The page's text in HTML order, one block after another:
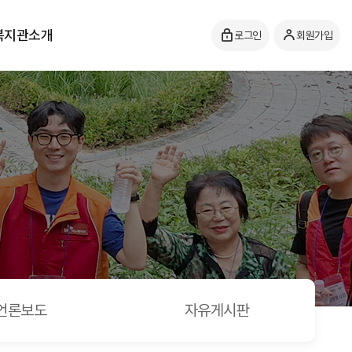
지관소개 로그인 회원가입
론보도 자유게시판